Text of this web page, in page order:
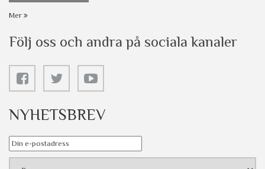
Mer
Följ oss och andra på sociala kanaler
NYHETSBREV